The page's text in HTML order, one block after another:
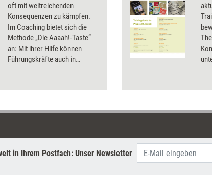
oft mit weitreichenden
Konsequenzen zu kämpfen.
Im Coaching bietet sich die
Methode „Die Aaaah!-Taste“
an: Mit ihrer Hilfe können
Führungskräfte auch in
Schalter finden, um
wertschätzend zu reagieren.
in Ihrem Postfach: Unser Newsletter